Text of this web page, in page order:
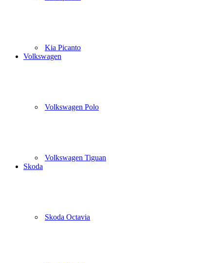
Kia Picanto
Volkswagen
Volkswagen Polo
Volkswagen Tiguan
Skoda
Skoda Octavia